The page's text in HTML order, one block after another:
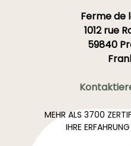
Ferme de
1012 rue
59840
MEHR ALS 3700
IHRE